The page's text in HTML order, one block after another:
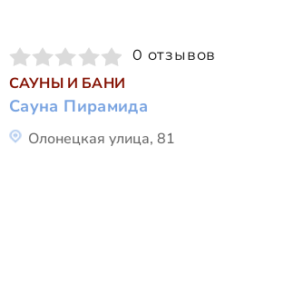
0 отзывов
САУНЫ И БАНИ
Сауна Пирамида
Олонецкая улица, 81